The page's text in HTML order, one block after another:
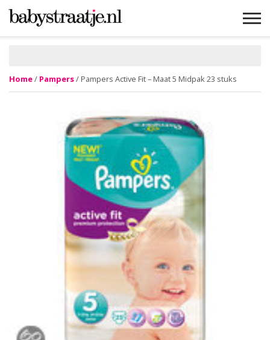
Home/ Pampers/ Pampers Active Fit – Maat 5 Midpak 23 stuks